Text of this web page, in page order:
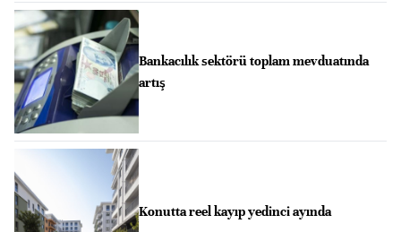
Bankacılık sektörü toplam mevduatında
artış
Konutta reel kayıp yedinci ayında